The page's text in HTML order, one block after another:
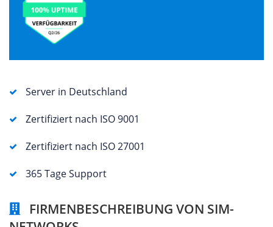
Server in Deutschland
Zertifiziert nach ISO 9001
Zertifiziert nach ISO 27001
365 Tage Support
FIRMENBESCHREIBUNG VON SIM-